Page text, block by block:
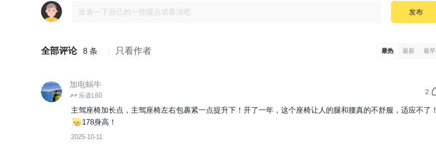
发布
全部评论 8 条 只看作者 最热 最新 最早
加电蜗牛
乐道L60 2
主驾座椅加长点，主驾座椅左右包裹紧一点提升下！开了一年，这个座椅让人的腿和腰真的不舒服，适应不了！
178身高！
2025-10-11